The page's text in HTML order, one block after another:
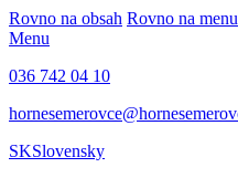
Rovno na obsah Rovno na menu
Menu
036 742 04 10
SKSlovensky